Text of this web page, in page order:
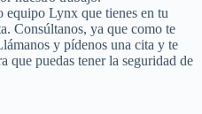
equipo Lynx que tienes en tu
Consúltanos, ya que como te
y pídenos una cita y te
que puedas tener la seguridad de